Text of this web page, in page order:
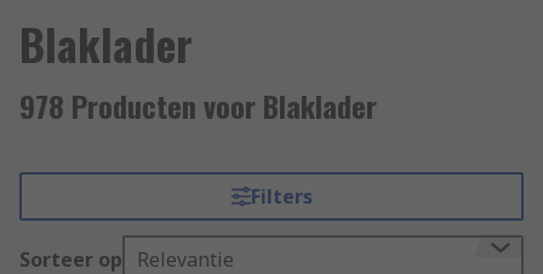
Blaklader
978 Producten voor Blaklader
Filters
Sorteer op Relevantie